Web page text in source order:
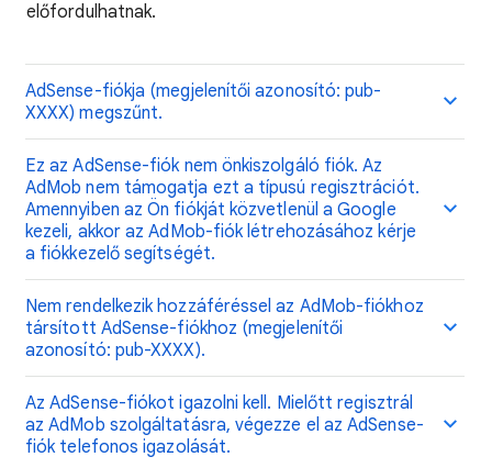
előfordulhatnak.
AdSense-fiókja (megjelenítői azonosító: pub-
XXXX) megszűnt.
Ez az AdSense-fiók nem önkiszolgáló fiók. Az
AdMob nem támogatja ezt a típusú regisztrációt.
Amennyiben az Ön fiókját közvetlenül a Google
kezeli, akkor az AdMob-fiók létrehozásához kérje
a fiókkezelő segítségét.
Nem rendelkezik hozzáféréssel az AdMob-fiókhoz
társított AdSense-fiókhoz (megjelenítői
azonosító: pub-XXXX).
Az AdSense-fiókot igazolni kell. Mielőtt regisztrál
az AdMob szolgáltatásra, végezze el az AdSense-
fiók telefonos igazolását.